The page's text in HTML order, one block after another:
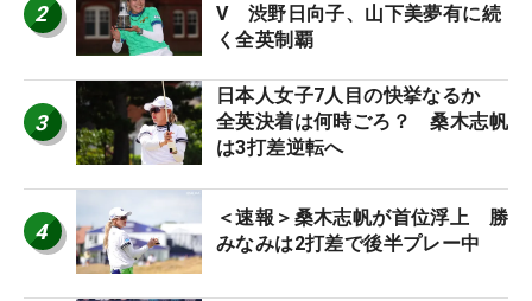
2
V 渋野日向子、山下美夢有に続
く全英制覇
3
日本人女子7人目の快挙なるか
全英決着は何時ごろ？ 桑木志帆
は3打差逆転へ
4
＜速報＞桑木志帆が首位浮上 勝
みなみは2打差で後半プレー中